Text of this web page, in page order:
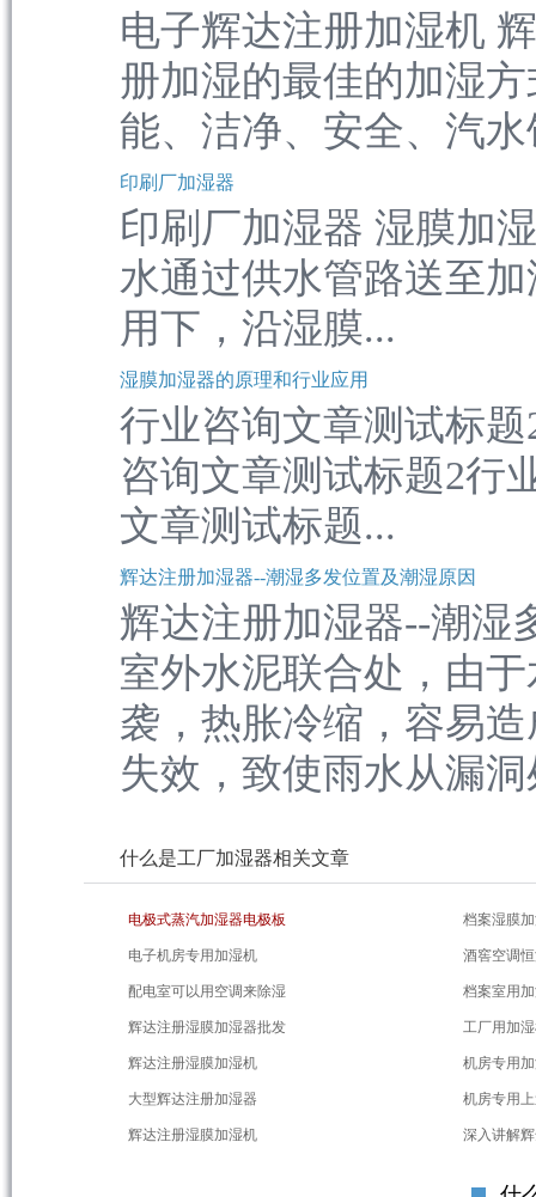
电子辉达注册加湿机
册加湿的最佳的加湿
能、洁净、安全、汽
印刷厂加湿器
印刷厂加湿器 湿膜加
水通过供水管路送至
用下，沿湿膜...
湿膜加湿器的原理和行业应用
行业咨询文章测试标
咨询文章测试标题2行
文章测试标题...
辉达注册加湿器--潮湿多发位置及潮湿原因
辉达注册加湿器--潮湿
室外水泥联合处，由
袭，热胀冷缩，容易
失效，致使雨水从漏
什么是工厂加湿器相关文章
电极式蒸汽加湿器电极板 档案湿膜
电子机房专用加湿机 酒窖空调
配电室可以用空调来除湿 档案室用
辉达注册湿膜加湿器批发 工厂用加
辉达注册湿膜加湿机 机房专用
大型辉达注册加湿器 机房专用
辉达注册湿膜加湿机 深入讲解